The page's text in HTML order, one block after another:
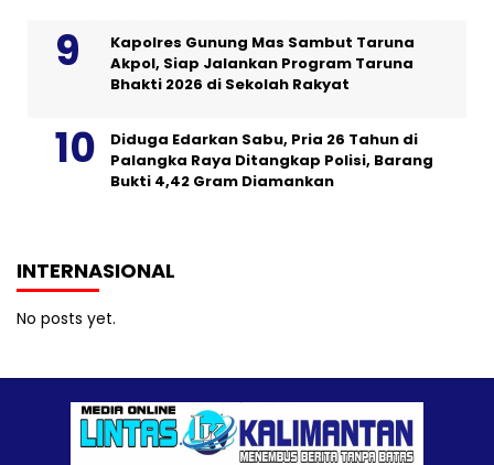
Kapolres Gunung Mas Sambut Taruna
Akpol, Siap Jalankan Program Taruna
Bhakti 2026 di Sekolah Rakyat
Diduga Edarkan Sabu, Pria 26 Tahun di
Palangka Raya Ditangkap Polisi, Barang
Bukti 4,42 Gram Diamankan
INTERNASIONAL
No posts yet.